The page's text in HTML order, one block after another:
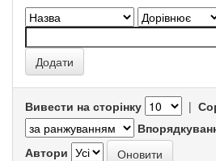
Вивести на сторінку |
Автори